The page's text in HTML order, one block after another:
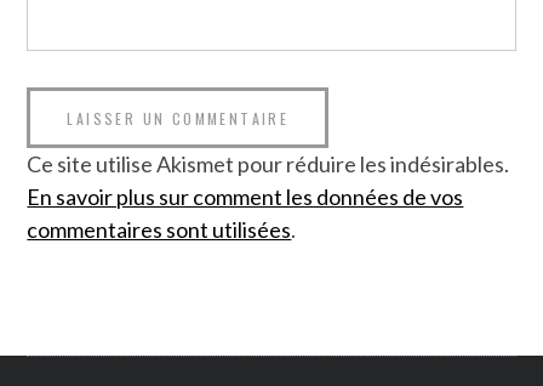
Ce site utilise Akismet pour réduire les indésirables.
En savoir plus sur comment les données de vos
commentaires sont utilisées.